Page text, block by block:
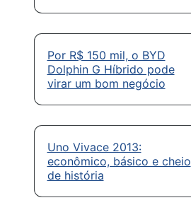
Por R$ 150 mil, o BYD
Dolphin G Híbrido pode
virar um bom negócio
Uno Vivace 2013:
econômico, básico e cheio
de história